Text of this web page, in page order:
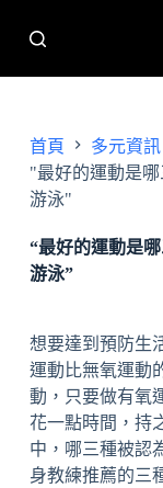
至
主
容
首頁 多元資訊
"最好的運動是
游泳"
“最好的運動是
游泳”
想要達到預防生
運動比無氧運動
動，只要做有氧
花一點時間，持
中，哪三種被認
身教練推薦的三